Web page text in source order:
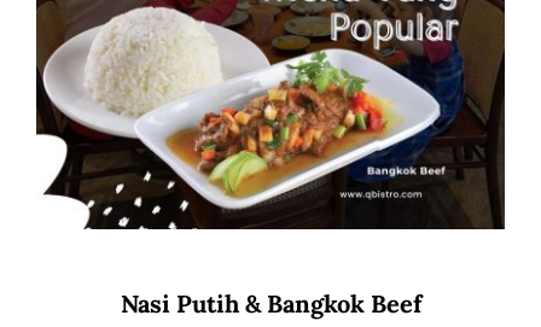
Nasi Putih & Bangkok Beef